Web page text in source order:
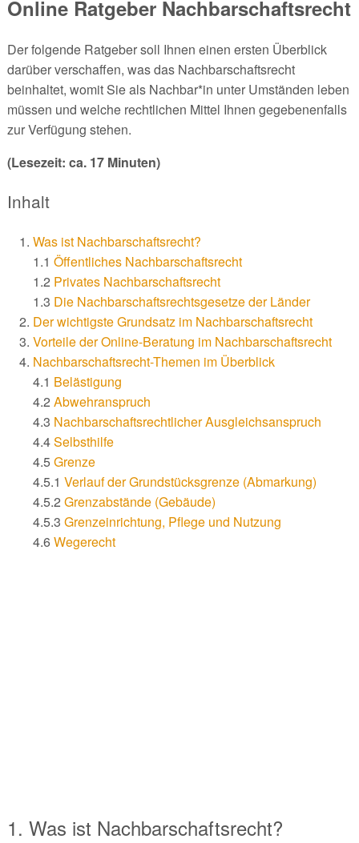
Online Ratgeber Nachbarschaftsrecht
Der folgende Ratgeber soll Ihnen einen ersten Überblick
darüber verschaffen, was das Nachbarschaftsrecht
beinhaltet, womit Sie als Nachbar*in unter Umständen leben
müssen und welche rechtlichen Mittel Ihnen gegebenenfalls
zur Verfügung stehen.
(Lesezeit: ca. 17 Minuten)
Inhalt
Was ist Nachbarschaftsrecht?
1.1 Öffentliches Nachbarschaftsrecht
1.2 Privates Nachbarschaftsrecht
1.3 Die Nachbarschaftsrechtsgesetze der Länder
Der wichtigste Grundsatz im Nachbarschaftsrecht
Vorteile der Online-Beratung im Nachbarschaftsrecht
Nachbarschaftsrecht-Themen im Überblick
4.1 Belästigung
4.2 Abwehranspruch
4.3 Nachbarschaftsrechtlicher Ausgleichsanspruch
4.4Selbsthilfe
4.5Grenze
4.5.1 Verlauf der Grundstücksgrenze (Abmarkung)
4.5.2 Grenzabstände (Gebäude)
4.5.3 Grenzeinrichtung, Pflege und Nutzung
4.6Wegerecht
1. Was ist Nachbarschaftsrecht?